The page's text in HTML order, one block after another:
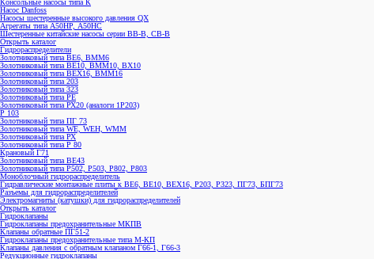
Насос Danfoss
Насосы шестеренные высокого давления QX
Агрегаты типа А50НР, А50НС
Шестеренные китайские насосы серии ВВ-В, СВ-В
Открыть каталог
Гидрораспределители
Золотниковый типа ВЕ6, ВММ6
Золотниковый типа BE10, ВММ10, ВХ10
Золотниковый типа ВЕХ16, ВММ16
Золотниковый типа 203
Золотниковый типа 323
Золотниковый типа РЕ
Золотниковый типа РХ20 (аналоги 1Р203)
Р 103
Золотниковый типа ПГ 73
Золотниковый типа WE, WEH, WMM
Золотниковый типа РХ
Золотниковый типа Р 80
Крановый Г71
Золотниковый типа BE43
Золотниковый типа Р502, Р503, Р802, Р803
Моноблочный гидрораспределитель
Гидравлические монтажные плиты к ВЕ6, ВЕ10, ВЕХ16, Р203, Р323, ПГ73, БПГ73
Разъемы для гидрораспределителей
Электромагниты (катушки) для гидрораспределителей
Открыть каталог
Гидроклапаны
Гидроклапаны предохранительные МКПВ
Клапаны обратные ПГ51-2
Гидроклапаны предохранительные типа М-КП
Клапаны давления с обратным клапаном Г66-1, Г66-3
Редукционные гидроклапаны